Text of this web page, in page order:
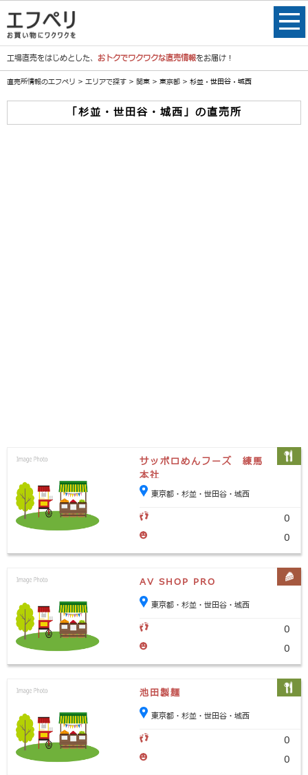
工場直売をはじめとした、 おトクでワクワクな直売情報をお届け！
直売所情報のエフペリ > エリアで探す > 関東 > 東京都 > 杉並・世田谷・城西
「杉並・世田谷・城西」の直売所
サッポロめんフーズ 練馬
本社
東京都・杉並・世田谷・城西
0
0
AV SHOP PRO
東京都・杉並・世田谷・城西
0
0
池田製麺
東京都・杉並・世田谷・城西
0
0